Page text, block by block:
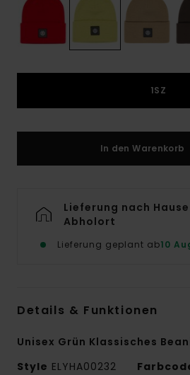
1SZ
In den Warenkorb
Lieferung nach
Abholort
Lieferung geplant ab10
Details & Funktionen
Unisex Grün Klassisches
Style ELYHA00232